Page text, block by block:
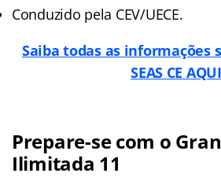
Conduzido pela CEV/UECE.
Saiba todas as informações
SEAS CE AQUI
Prepare-se com o
Ilimitada 11